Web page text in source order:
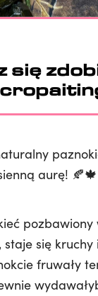
się
aurę!
pozbawiony
się kruchy
fruwały